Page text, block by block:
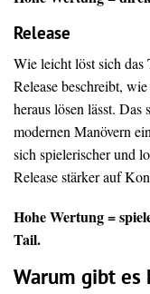
Release
Wie leicht löst sich das
Release beschreibt,
heraus lösen lässt.
modernen Manövern
sich spielerischer und
Release stärker auf
Hohe Wertung =
Tail.
Warum gibt es